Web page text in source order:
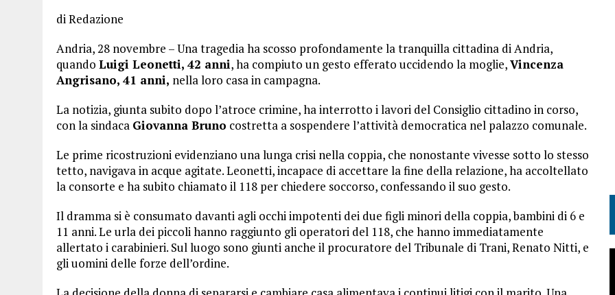
di Redazione
Andria, 28 novembre – Una tragedia ha scosso profondamente la tranquilla cittadina di Andria,
quando Luigi Leonetti, 42 anni, ha compiuto un gesto efferato uccidendo la moglie,Vincenza
Angrisano, 41 anni, nella loro casa in campagna.
La notizia, giunta subito dopo l’atroce crimine, ha interrotto i lavori del Consiglio cittadino in corso,
con la sindaca Giovanna Bruno costretta a sospendere l’attività democratica nel palazzo comunale.
Le prime ricostruzioni evidenziano una lunga crisi nella coppia, che nonostante vivesse sotto lo stesso
tetto, navigava in acque agitate. Leonetti, incapace di accettare la fine della relazione, ha accoltellato
la consorte e ha subito chiamato il 118 per chiedere soccorso, confessando il suo gesto.
Il dramma si è consumato davanti agli occhi impotenti dei due figli minori della coppia, bambini di 6 e
11 anni. Le urla dei piccoli hanno raggiunto gli operatori del 118, che hanno immediatamente
allertato i carabinieri. Sul luogo sono giunti anche il procuratore del Tribunale di Trani, Renato Nitti, e
gli uomini delle forze dell’ordine.